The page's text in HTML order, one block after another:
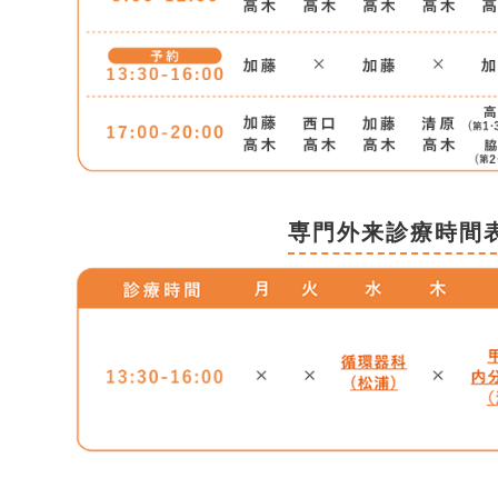
専門外来診療時間